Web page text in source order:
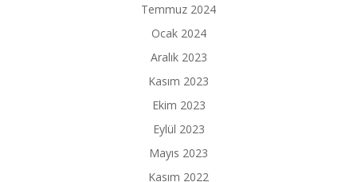
Temmuz 2024
Ocak 2024
Aralık 2023
Kasım 2023
Ekim 2023
Eylül 2023
Mayıs 2023
Kasım 2022